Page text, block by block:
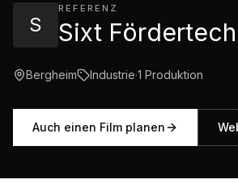
S
REFERENZ
Sixt
Bergheim Industrie·1 Produktion
Auch einen Film planen